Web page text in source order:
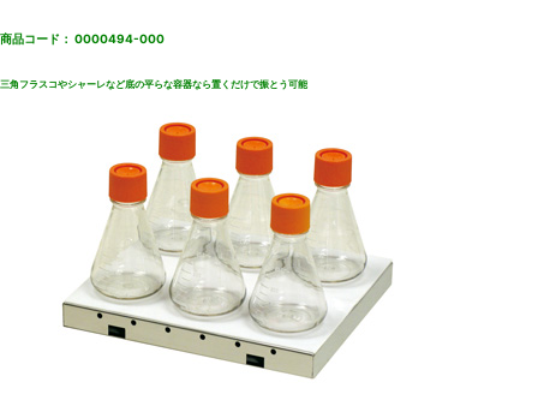
商品コード： 0000494-000
三角フラスコやシャーレなど底の平らな容器なら置くだけで振とう可能